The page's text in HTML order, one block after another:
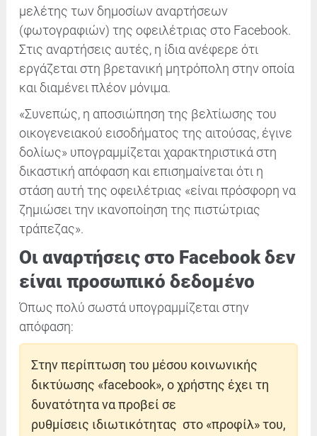
μελέτης των δημοσίων αναρτήσεων
(φωτογραφιών) της οφειλέτριας στο Facebook.
Στις αναρτήσεις αυτές, η ίδια ανέφερε ότι
εργάζεται στη βρετανική μητρόπολη στην οποία
και διαμένει πλέον μόνιμα.
«Συνεπώς, η αποσιώπηση της βελτίωσης του
οικογενειακού εισοδήματος της αιτούσας, έγινε
δολίως» υπογραμμίζεται χαρακτηριστικά στη
δικαστική απόφαση και επισημαίνεται ότι η
στάση αυτή της οφειλέτριας «είναι πρόσφορη να
ζημιώσει την ικανοποίηση της πιστώτριας
τράπεζας».
Οι αναρτήσεις στο Facebook δεν
είναι προσωπικό δεδομένο
Όπως πολύ σωστά υπογραμμίζεται στην
απόφαση:
Στην περίπτωση του μέσου κοινωνικής
δικτύωσης «facebook», ο χρήστης έχει τη
δυνατότητα να προβεί σε
ρυθμίσεις ιδιωτικότητας στο «προφίλ» του,